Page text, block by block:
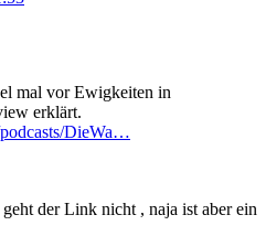
mal vor Ewigkeiten in
erklärt.
DieWa…
der Link nicht , naja ist aber ein